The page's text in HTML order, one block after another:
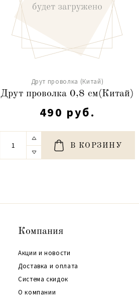
Друт проволка (Китай)
Друт проволка 0,8 см(Китай)
490 руб.
В КОРЗИНУ
Компания
Акции и новости
Доставка и оплата
Система скидок
О компании